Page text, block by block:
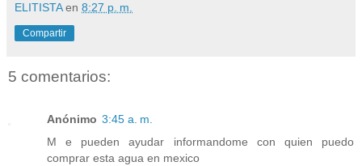
ELITISTA en 8:27 p. m.
Compartir
5 comentarios:
Anónimo 3:45 a. m.
M e pueden ayudar informandome con quien puedo
comprar esta agua en mexico